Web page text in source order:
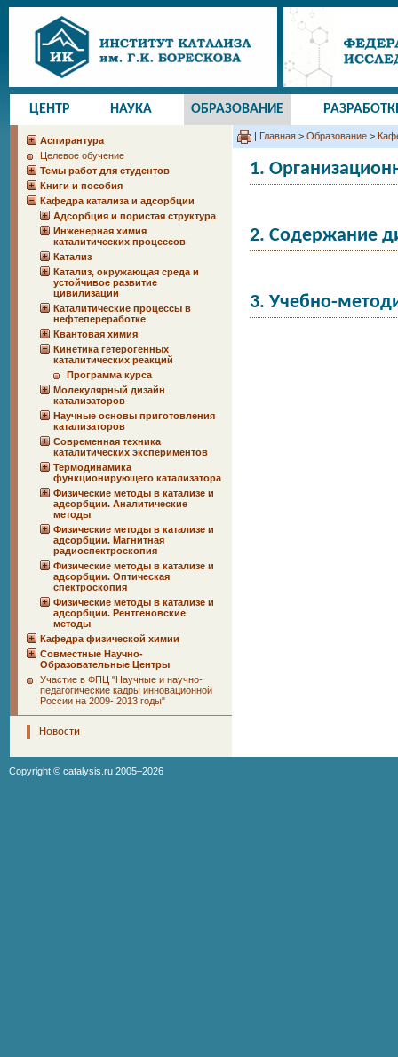
ЦЕНТР НАУКА ОБРАЗОВАНИЕ
Аспирантура
Целевое обучение
Темы работ для студентов
Книги и пособия
Кафедра катализа и адсорбции
Адсорбция и пористая структура
Инженерная химия
каталитических процессов
Катализ
Катализ, окружающая среда и
устойчивое развитие
цивилизации
Каталитические процессы в
нефтепереработке
Квантовая химия
Кинетика гетерогенных
каталитических реакций
Программа курса
Молекулярный дизайн
катализаторов
Научные основы приготовления
катализаторов
Современная техника
каталитических экспериментов
Термодинамика
функционирующего катализатора
Физические методы в катализе и
адсорбции. Аналитические
методы
Физические методы в катализе и
адсорбции. Магнитная
радиоспектроскопия
Физические методы в катализе и
адсорбции. Оптическая
спектроскопия
Физические методы в катализе и
адсорбции. Рентгеновские
методы
Кафедра физической химии
Совместные Научно-
Образовательные Центры
Участие в ФПЦ "Научные и научно-
педагогические кадры инновационной
России на 2009- 2013 годы"
Новости
| Главная > Образование >
1.
2. Содержание
3. Учебно-
Copyright © catalysis.ru 2005–2026